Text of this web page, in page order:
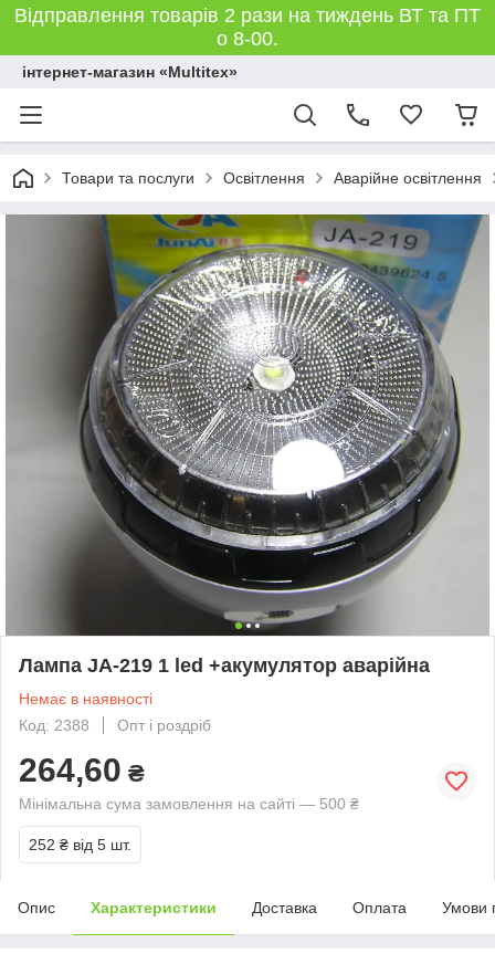
Відправлення товарів 2 рази на тиждень ВТ та ПТ
о 8-00.
інтернет-магазин «Multitex»
Товари та послуги Освітлення Аварійне освітлення
Лампа JA-219 1 led +акумулятор аварійна
Немає в наявності
Код: 2388
Опт і роздріб
264,60 ₴
Мінімальна сума замовлення на сайті — 500 ₴
252 ₴ від 5 шт.
Опис Характеристики Доставка Оплата Умови